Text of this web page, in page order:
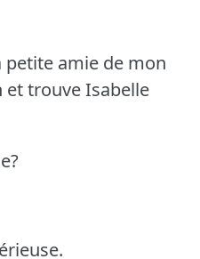
petite amie de mon
trouve Isabelle